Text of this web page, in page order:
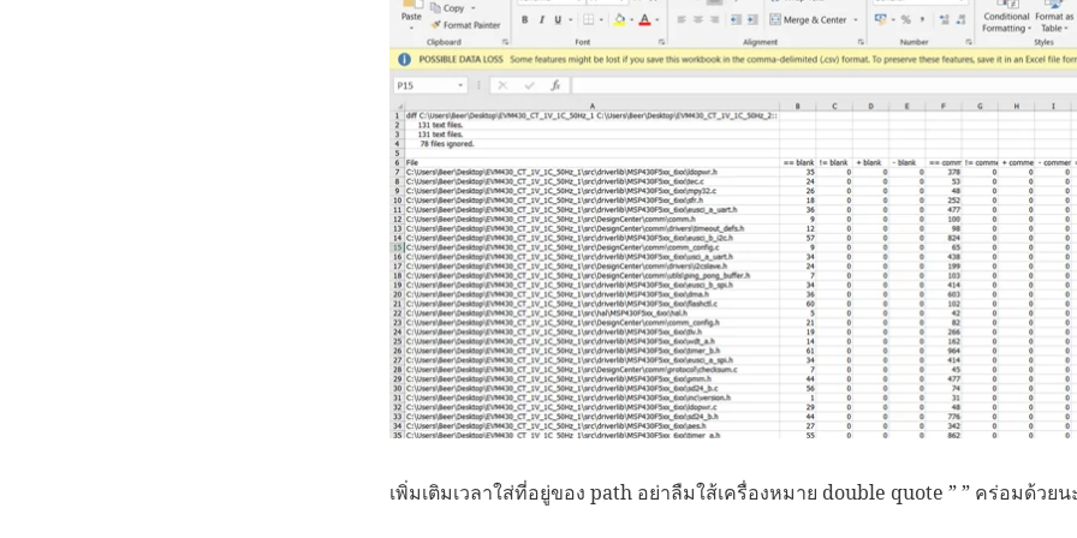
เพิ่มเติมเวลาใส่ที่อยู่ของ path อย่าลืมใส้เครื่องหมาย double quote ” ” คร่อมด้วยน